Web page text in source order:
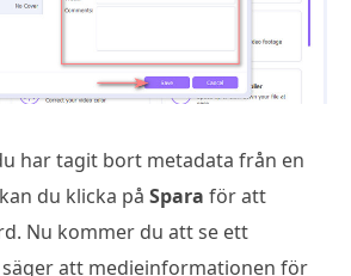
har tagit bort metadata från en
du klicka på Spara för att
Nu kommer du att se ett
att medieinformationen för